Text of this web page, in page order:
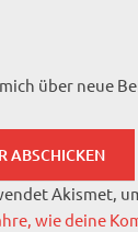
über neue
Akismet,
wie deine